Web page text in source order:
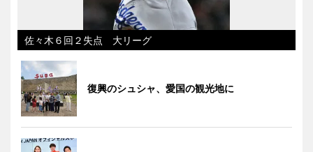
佐々木６回２失点 大リーグ
復興のシュシャ、愛国の観光地に